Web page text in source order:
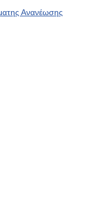
Ανανέωσης